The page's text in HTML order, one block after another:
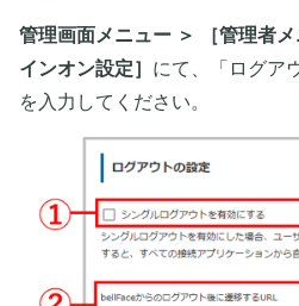
管理画面メニュー ＞ ［管理者
インオン設定］ にて、「ログア
を入力してください。